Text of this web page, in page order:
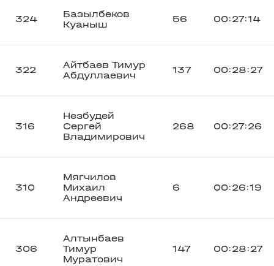
324
Базылбеков
Куаныш
56 00:27:14
322
Айтбаев Тимур
Абдуллаевич
137 00:28:27
316
Незбудей
Сергей
Владимирович
268 00:27:26
310
Мягчилов
Михаил
Андреевич
6 00:26:19
306
Алтынбаев
Тимур
Муратович
147 00:28:27